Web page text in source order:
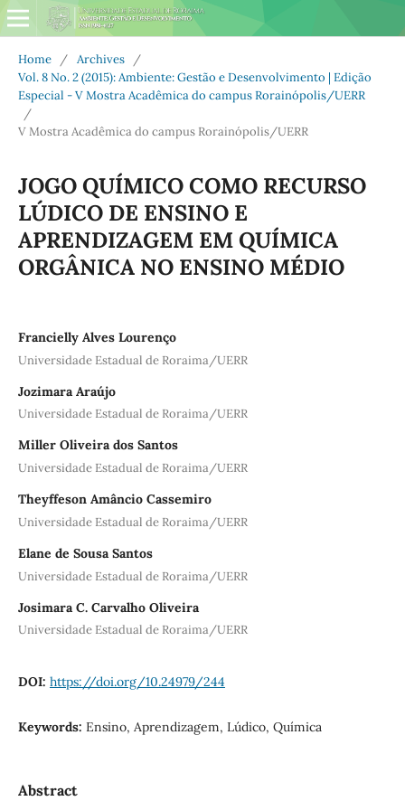
Home / Archives
/
Vol. 8 No. 2 (2015): Ambiente: Gestão e Desenvolvimento | Edição
Especial - V Mostra Acadêmica do campus Rorainópolis/UERR
/
V Mostra Acadêmica do campus Rorainópolis/UERR
JOGO QUÍMICO COMO RECURSO
LÚDICO DE ENSINO E
APRENDIZAGEM EM QUÍMICA
ORGÂNICA NO ENSINO MÉDIO
Francielly Alves Lourenço
Universidade Estadual de Roraima/UERR
Jozimara Araújo
Universidade Estadual de Roraima/UERR
Miller Oliveira dos Santos
Universidade Estadual de Roraima/UERR
Theyffeson Amâncio Cassemiro
Universidade Estadual de Roraima/UERR
Elane de Sousa Santos
Universidade Estadual de Roraima/UERR
Josimara C. Carvalho Oliveira
Universidade Estadual de Roraima/UERR
DOI: https://doi.org/10.24979/244
Keywords: Ensino, Aprendizagem, Lúdico, Química
Abstract